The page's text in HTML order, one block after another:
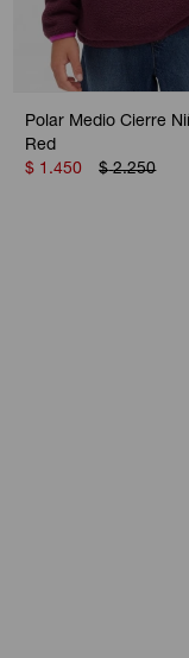
Polar Medio Cierre
Red
$ 1.450 $ 2.250